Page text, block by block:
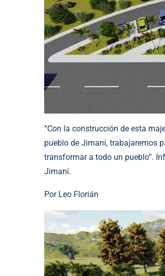
“Con la construcción de esta
pueblo de Jimaní, trabajaremos
transformar a todo un pueblo”.
Jimaní.
Por Leo Florián